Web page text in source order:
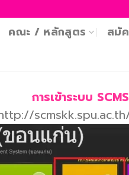
คณะ / หลักสูตร สมั
การเข้าระบบ
http://